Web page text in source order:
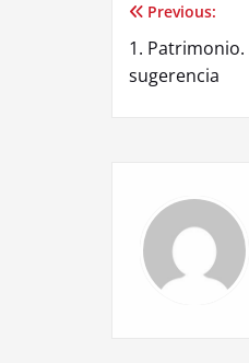
Post
Previous:
1. Patrimonio.
sugerencia